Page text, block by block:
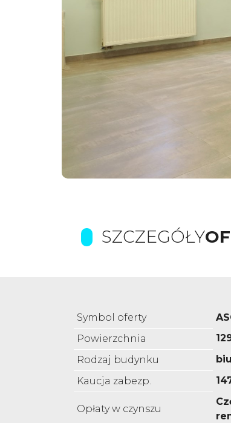
SZCZEGÓŁY
Symbol oferty
Powierzchnia
Rodzaj budynku
Kaucja zabezp.
Opłaty w czynszu